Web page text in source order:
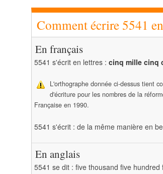
Comment écrire 5541
En français
5541 s'écrit en lettres : cinq mille cinq
L'orthographe donnée ci-dessus tient
d'écriture pour les nombres de la
Française en 1990.
5541 s'écrit : de la même manière en
En anglais
5541 se dit : five thousand five hundred